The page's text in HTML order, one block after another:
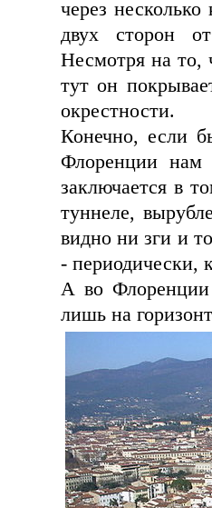
через
двух сторон
Несмотря на то,
тут он
окрестности.
Конечно, если
Флоренции нам
заключается в
туннеле,
видно ни зги и
- периодически,
А во Флоренции
лишь на